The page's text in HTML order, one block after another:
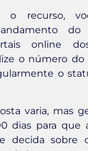
o recurso,
do
online
o número do
o
varia, mas
dias para que
decida sobre